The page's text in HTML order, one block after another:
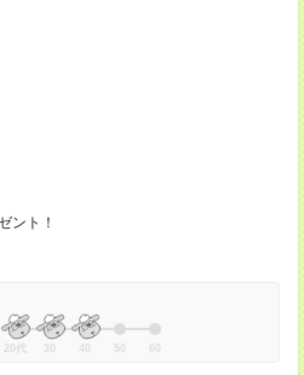
ント！
20代 30 40 50 60